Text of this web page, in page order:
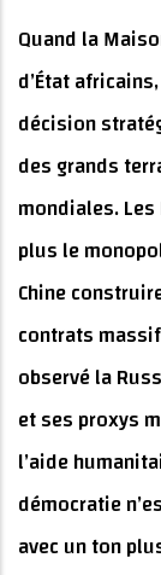
Quand la
d’État
décision
des grands
mondiales.
plus le
Chine
contrats
observé la
et ses proxys
l’aide
démocratie
avec un ton